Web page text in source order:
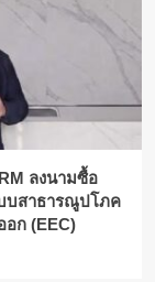
ลงนามซื้อ
บสาธารณูปโภค
ก (EEC)